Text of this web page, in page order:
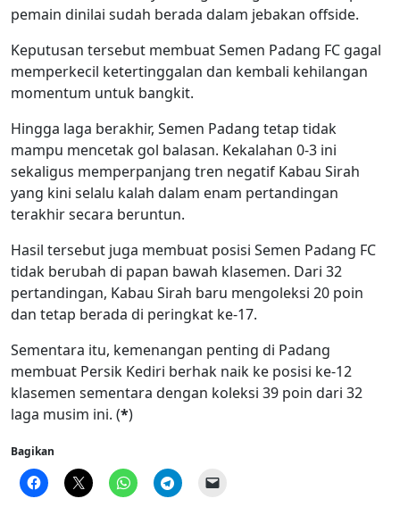
pemain dinilai sudah berada dalam jebakan offside.
Keputusan tersebut membuat Semen Padang FC gagal
memperkecil ketertinggalan dan kembali kehilangan
momentum untuk bangkit.
Hingga laga berakhir, Semen Padang tetap tidak
mampu mencetak gol balasan. Kekalahan 0-3 ini
sekaligus memperpanjang tren negatif Kabau Sirah
yang kini selalu kalah dalam enam pertandingan
terakhir secara beruntun.
Hasil tersebut juga membuat posisi Semen Padang FC
tidak berubah di papan bawah klasemen. Dari 32
pertandingan, Kabau Sirah baru mengoleksi 20 poin
dan tetap berada di peringkat ke-17.
Sementara itu, kemenangan penting di Padang
membuat Persik Kediri berhak naik ke posisi ke-12
klasemen sementara dengan koleksi 39 poin dari 32
laga musim ini. (*)
Bagikan